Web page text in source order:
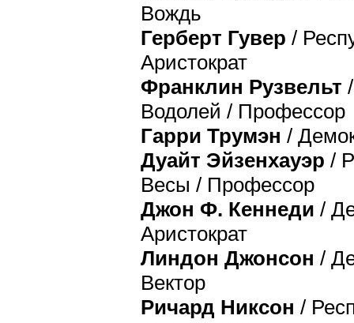
Вождь
Герберт Гувер /
Аристократ
Франклин Рузвельт
Водолей / Профессор
Гарри Трумэн /
Дуайт Эйзенхауэр /
Весы / Профессор
Джон Ф. Кеннеди /
Аристократ
Линдон Джонсон /
Вектор
Ричард Никсон /